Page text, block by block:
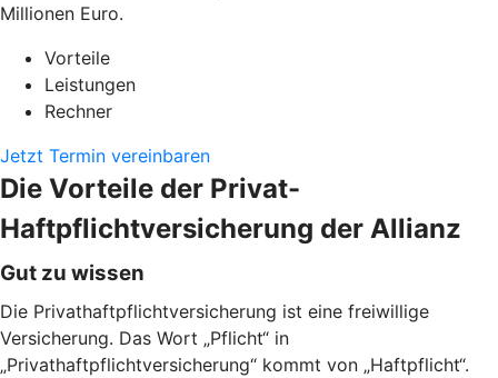
Millionen Euro.
Vorteile
Leistungen
Rechner
Jetzt Termin vereinbaren
Die Vorteile der Privat-
Haftpflichtversicherung der Allianz
Gut zu wissen
Die Privathaftpflichtversicherung ist eine freiwillige
Versicherung. Das Wort „Pflicht“ in
„Privathaftpflichtversicherung“ kommt von „Haftpflicht“.